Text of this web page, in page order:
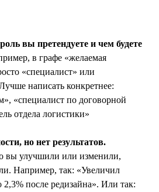
вы претендуете и чем будете
в графе «желаемая
«специалист» или
написать конкретнее:
«специалист по договорной
отдела логистики»
но нет результатов.
вы улучшили или изменили,
Например, так: «Увеличил
2,3% после редизайна». Или так: